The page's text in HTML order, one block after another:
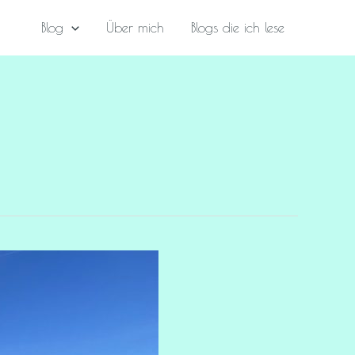
Blog Über mich Blogs die ich lese